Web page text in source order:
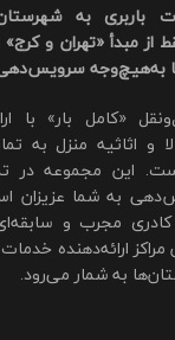
باربری به
از مبدأ «تهران و
به‌هیچ‌وجه سرویس‌دهی
«کامل بار» با
و اثاثیه منزل به
این مجموعه در
به شما عزیزان
کادری مجرب و
ارائه‌دهنده خدمات
به شمار می‌رود.